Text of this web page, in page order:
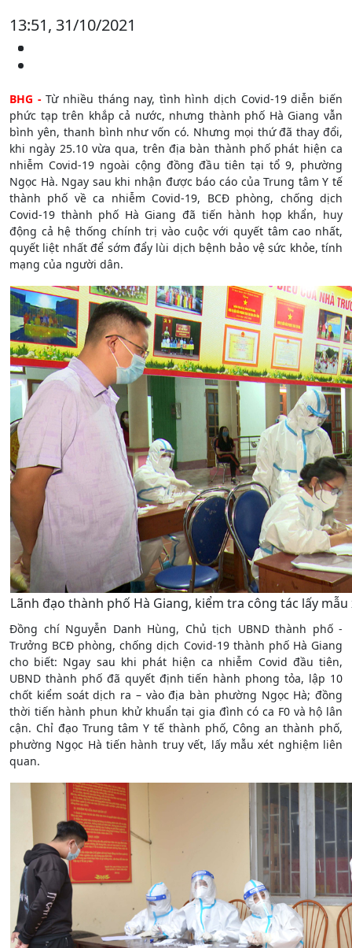
13:51, 31/10/2021
BHG -Từ nhiều tháng nay, tình hình dịch Covid-19 diễn biến
phức tạp trên khắp cả nước, nhưng thành phố Hà Giang vẫn
bình yên, thanh bình như vốn có. Nhưng mọi thứ đã thay đổi,
khi ngày 25.10 vừa qua, trên địa bàn thành phố phát hiện ca
nhiễm Covid-19 ngoài cộng đồng đầu tiên tại tổ 9, phường
Ngọc Hà. Ngay sau khi nhận được báo cáo của Trung tâm Y tế
thành phố về ca nhiễm Covid-19, BCĐ phòng, chống dịch
Covid-19 thành phố Hà Giang đã tiến hành họp khẩn, huy
động cả hệ thống chính trị vào cuộc với quyết tâm cao nhất,
quyết liệt nhất để sớm đẩy lùi dịch bệnh bảo vệ sức khỏe, tính
mạng của người dân.
Lãnh đạo thành phố Hà Giang, kiểm tra công tác lấy
Đồng chí Nguyễn Danh Hùng, Chủ tịch UBND thành phố -
Trưởng BCĐ phòng, chống dịch Covid-19 thành phố Hà Giang
cho biết: Ngay sau khi phát hiện ca nhiễm Covid đầu tiên,
UBND thành phố đã quyết định tiến hành phong tỏa, lập 10
chốt kiểm soát dịch ra – vào địa bàn phường Ngọc Hà; đồng
thời tiến hành phun khử khuẩn tại gia đình có ca F0 và hộ lân
cận. Chỉ đạo Trung tâm Y tế thành phố, Công an thành phố,
phường Ngọc Hà tiến hành truy vết, lấy mẫu xét nghiệm liên
quan.